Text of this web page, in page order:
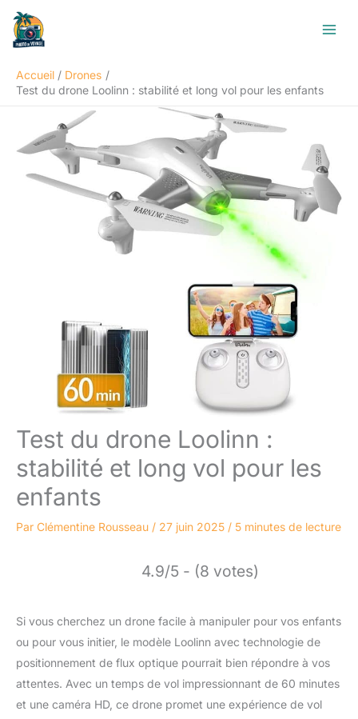
Aller
contenu
Accueil
Drones
Test du drone Loolinn : stabilité et long vol pour les enfants
Test du drone Loolinn :
stabilité et long vol pour les
enfants
Par Clémentine Rousseau / 27 juin 2025 / 5 minutes de lecture
4.9/5 - (8 votes)
Si vous cherchez un drone facile à manipuler pour vos enfants
ou pour vous initier, le modèle Loolinn avec technologie de
positionnement de flux optique pourrait bien répondre à vos
attentes. Avec un temps de vol impressionnant de 60 minutes
et une caméra HD, ce drone promet une expérience de vol
R
e
h